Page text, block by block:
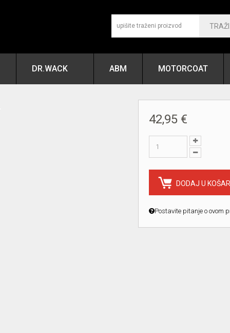
TRAŽI
DR.WACK ABM MOTORCOAT
42,95 €
DODAJ U
Postavite pitanje o ovom